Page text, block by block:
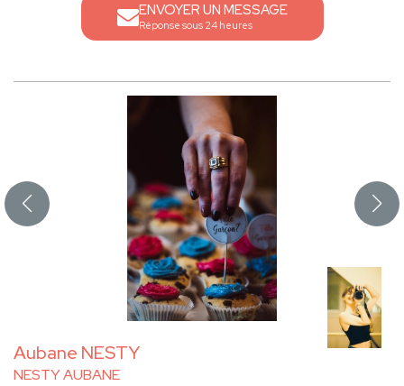
ENVOYER UN MESSAGE
Réponse sous 24 heures
Aubane NESTY
NESTY AUBANE